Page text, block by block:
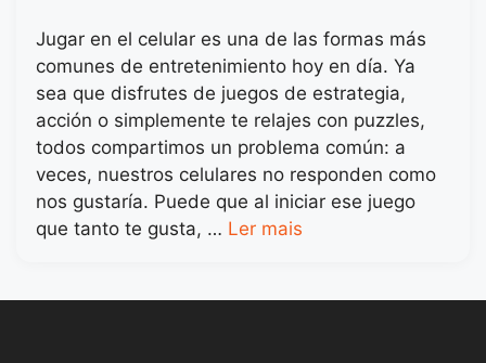
Jugar en el celular es una de las formas más
comunes de entretenimiento hoy en día. Ya
sea que disfrutes de juegos de estrategia,
acción o simplemente te relajes con puzzles,
todos compartimos un problema común: a
veces, nuestros celulares no responden como
nos gustaría. Puede que al iniciar ese juego
que tanto te gusta, … Ler mais